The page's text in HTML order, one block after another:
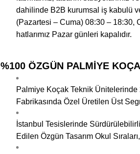
dahilinde B2B kurumsal iş kabulü
(Pazartesi – Cuma) 08:30 – 18:30,
hatlarımız Pazar günleri kapalıdır.
%100 ÖZGÜN PALMİYE
Palmiye Koçak Teknik
Fabrikasında Özel Üretilen Üst
İstanbul Tesislerinde
Edilen Özgün Tasarım Okul